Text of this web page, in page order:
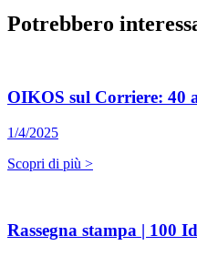
Potrebbero
OIKOS sul Corriere: 40
1/4/2025
Scopri di più >
Rassegna stampa | 100